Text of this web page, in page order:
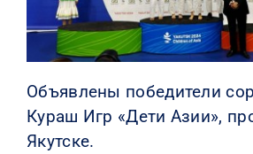
Объявлены победители
Кураш Игр «Дети Азии»,
Якутске.